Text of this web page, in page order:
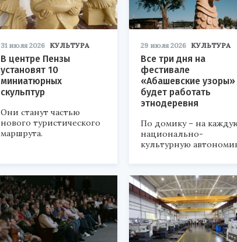
31 июля 2026 КУЛЬТУРА
В центре Пензы
установят 10
миниатюрных
скульптур
Они станут частью
нового туристического
маршрута.
29 июля 2026 КУЛЬТУРА
Все три дня на
фестивале
«Абашевские узоры»
будет работать
этнодеревня
По домику – на
национально-
культурную